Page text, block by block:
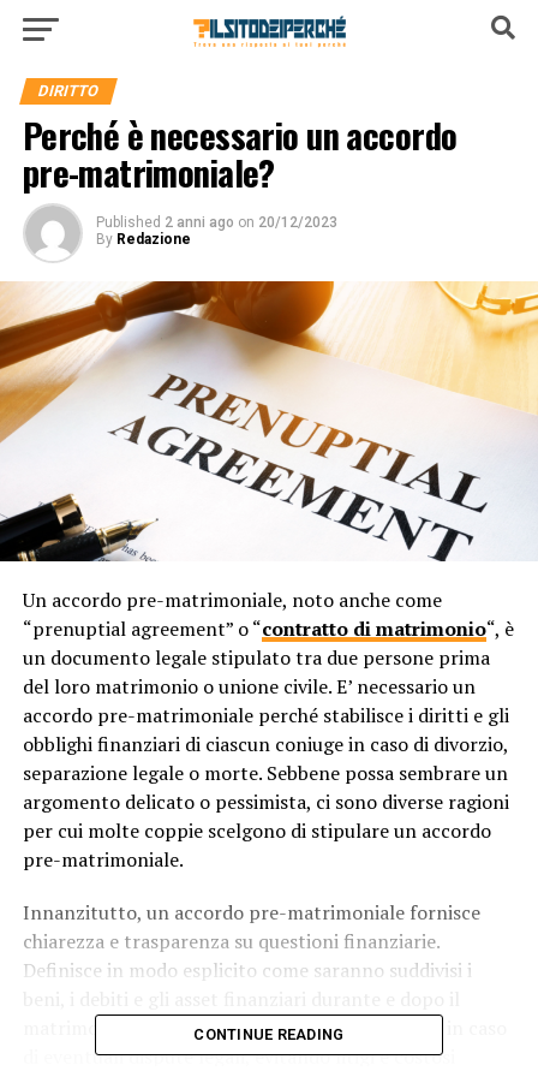
DIRITTO
Perché è necessario un accordo
pre-matrimoniale?
Published 2 anni ago on 20/12/2023
By Redazione
Un accordo pre-matrimoniale, noto anche come
“prenuptial agreement” o “contratto di matrimonio“, è
un documento legale stipulato tra due persone prima
del loro matrimonio o unione civile. E’ necessario un
accordo pre-matrimoniale perché stabilisce i diritti e gli
obblighi finanziari di ciascun coniuge in caso di divorzio,
separazione legale o morte. Sebbene possa sembrare un
argomento delicato o pessimista, ci sono diverse ragioni
per cui molte coppie scelgono di stipulare un accordo
pre-matrimoniale.
Innanzitutto, un accordo pre-matrimoniale fornisce
chiarezza e trasparenza su questioni finanziarie.
Definisce in modo esplicito come saranno suddivisi i
matrimonio. Questo può ridurre la conflittualità in caso
di eventuali dispute legali, evitando litigi e costosi
CONTINUE READING